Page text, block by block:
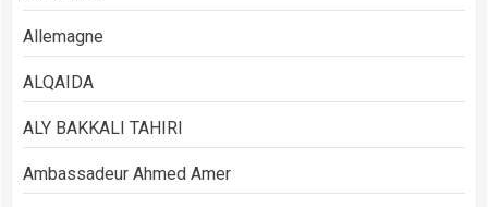
Allemagne
ALQAIDA
ALY BAKKALI TAHIRI
Ambassadeur Ahmed Amer